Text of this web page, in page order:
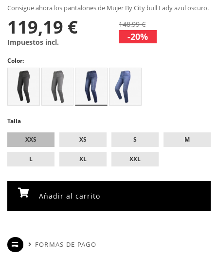
Consigue ahora los pantalones de Mujer By City bull Lady azul oscuro.
119,19 €
Impuestos incl.
148,99 €
-20%
Color:
Talla
XXS XS S M
L XL XXL
Añadir al carrito
FORMAS DE PAGO